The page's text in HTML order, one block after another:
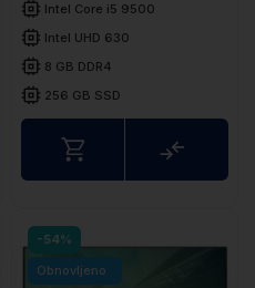
Intel Core i5 9500
Intel UHD 630
8 GB DDR4
256 GB SSD
-54%
Obnovljeno